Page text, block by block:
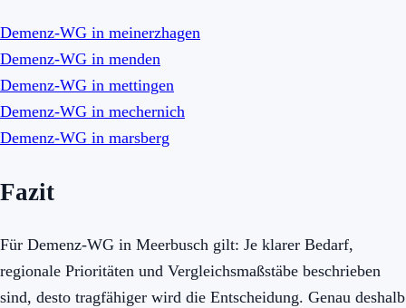
Demenz-WG in meinerzhagen
Demenz-WG in menden
Demenz-WG in mettingen
Demenz-WG in mechernich
Demenz-WG in marsberg
Fazit
Für Demenz-WG in Meerbusch gilt: Je klarer Bedarf,
regionale Prioritäten und Vergleichsmaßstäbe beschrieben
sind, desto tragfähiger wird die Entscheidung. Genau deshalb